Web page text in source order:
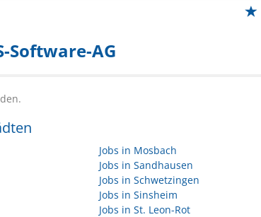
Software-AG
Jobs in Mosbach
Jobs in Sandhausen
Jobs in Schwetzingen
Jobs in Sinsheim
Jobs in St. Leon-Rot